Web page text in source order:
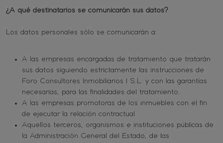
¿A qué destinatarios se comunicarán sus datos?
Los datos personales sólo se comunicarán a:
A las empresas encargadas de tratamiento que tratarán
sus datos siguiendo estrictamente las instrucciones de
Foro Consultores Inmobiliarios I S.L. y con las garantías
necesarias, para las finalidades del tratamiento.
A las empresas promotoras de los inmuebles con el fin
de ejecutar la relación contractual.
Aquellos terceros, organismos e instituciones públicas de
la Administración General del Estado, de las